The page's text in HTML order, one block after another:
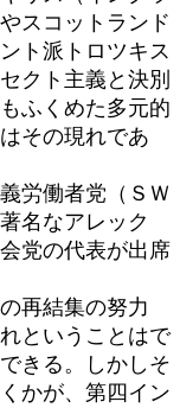
スコットランド
ト派トロツキス
クト主義と決別
ふくめた多元的
その現れであ
労働者党（ＳＷ
名なアレック
党の代表が出席
再結集の努力
ということはで
きる。しかしそ
かが、第四イン